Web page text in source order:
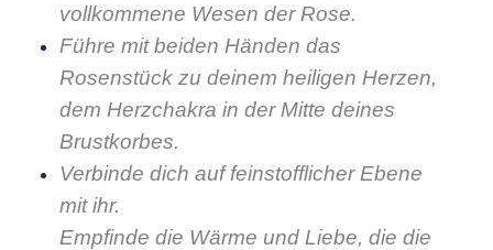
vollkommene Wesen der Rose.
Führe mit beiden Händen das
Rosenstück zu deinem heiligen Herzen,
dem Herzchakra in der Mitte deines
Brustkorbes.
Verbinde dich auf feinstofflicher Ebene
mit ihr.
Empfinde die Wärme und Liebe, die die